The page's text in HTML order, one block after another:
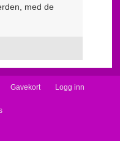
med de
Gavekort Logg inn